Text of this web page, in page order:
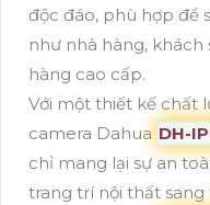
độc đáo, phù hợp để
như nhà hàng, khách
hàng cao cấp.
Với một thiết kế chất
camera Dahua DH-
chỉ mang lại sự an
trang trí nội thất